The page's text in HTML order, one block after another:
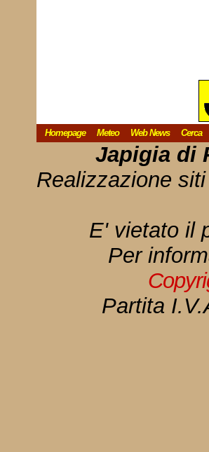
Homepage Meteo Web News Cerca
Japigia di
Realizzazione
E' vietato il
Per
Partita